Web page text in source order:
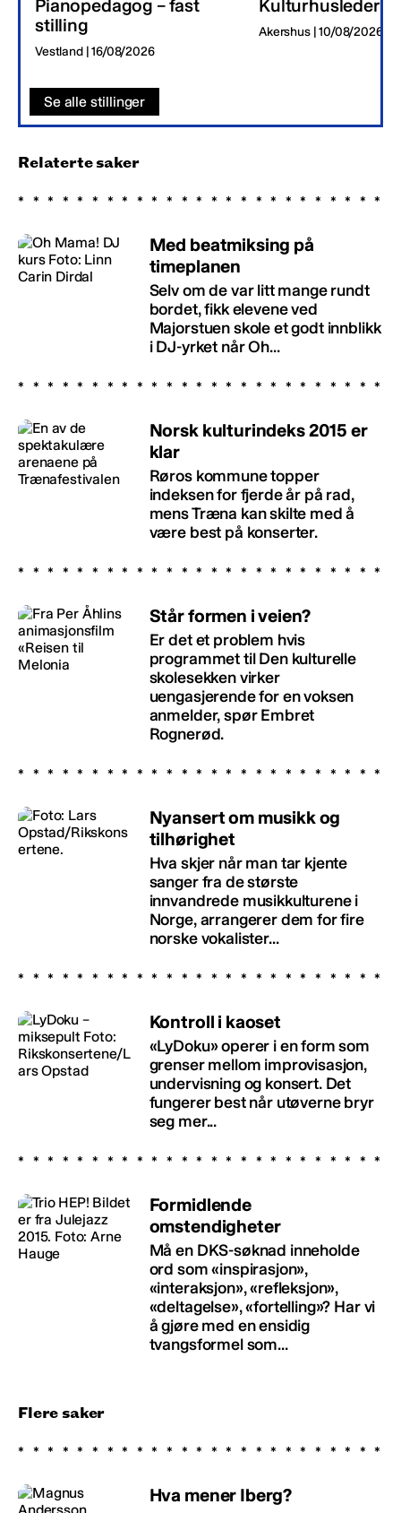
Pianopedagog – fast
stilling
Vestland | 16/08/2026
Kulturhusleder
Akershus | 10/08/2026
Se alle stillinger
Relaterte saker
Med beatmiksing på
timeplanen
Selv om de var litt mange rundt
bordet, fikk elevene ved
Majorstuen skole et godt innblikk
i DJ-yrket når Oh...
Norsk kulturindeks 2015 er
klar
Røros kommune topper
indeksen for fjerde år på rad,
mens Træna kan skilte med å
være best på konserter.
Står formen i veien?
Er det et problem hvis
programmet til Den kulturelle
skolesekken virker
uengasjerende for en voksen
anmelder, spør Embret
Rognerød.
Nyansert om musikk og
tilhørighet
Hva skjer når man tar kjente
sanger fra de største
innvandrede musikkulturene i
Norge, arrangerer dem for fire
norske vokalister...
Kontroll i kaoset
«LyDoku» operer i en form som
grenser mellom improvisasjon,
undervisning og konsert. Det
fungerer best når utøverne bryr
seg mer...
Formidlende
omstendigheter
Må en DKS-søknad inneholde
ord som «inspirasjon»,
«interaksjon», «refleksjon»,
«deltagelse», «fortelling»? Har vi
å gjøre med en ensidig
tvangsformel som...
Flere saker
Hva mener Iberg?